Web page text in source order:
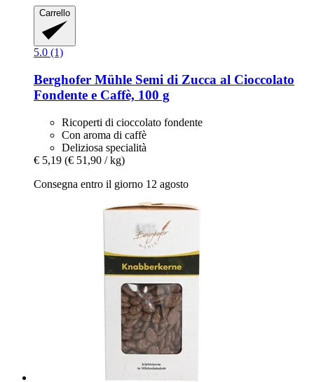
Carrello
5.0 (1)
Berghofer Mühle Semi di Zucca al Cioccolato
Fondente e Caffè, 100 g
Ricoperti di cioccolato fondente
Con aroma di caffè
Deliziosa specialità
€ 5,19 (€ 51,90 / kg)
Consegna entro il giorno 12 agosto